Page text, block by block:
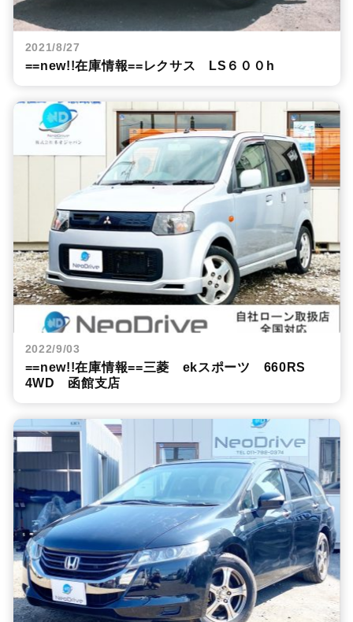
2021/8/27
==new!!在庫情報==レクサス LS６００h
2022/9/03
==new!!在庫情報==三菱 ekスポーツ 660RS
4WD 函館支店